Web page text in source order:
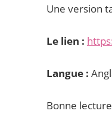
Une version
Le lien :
Langue :
Bonne